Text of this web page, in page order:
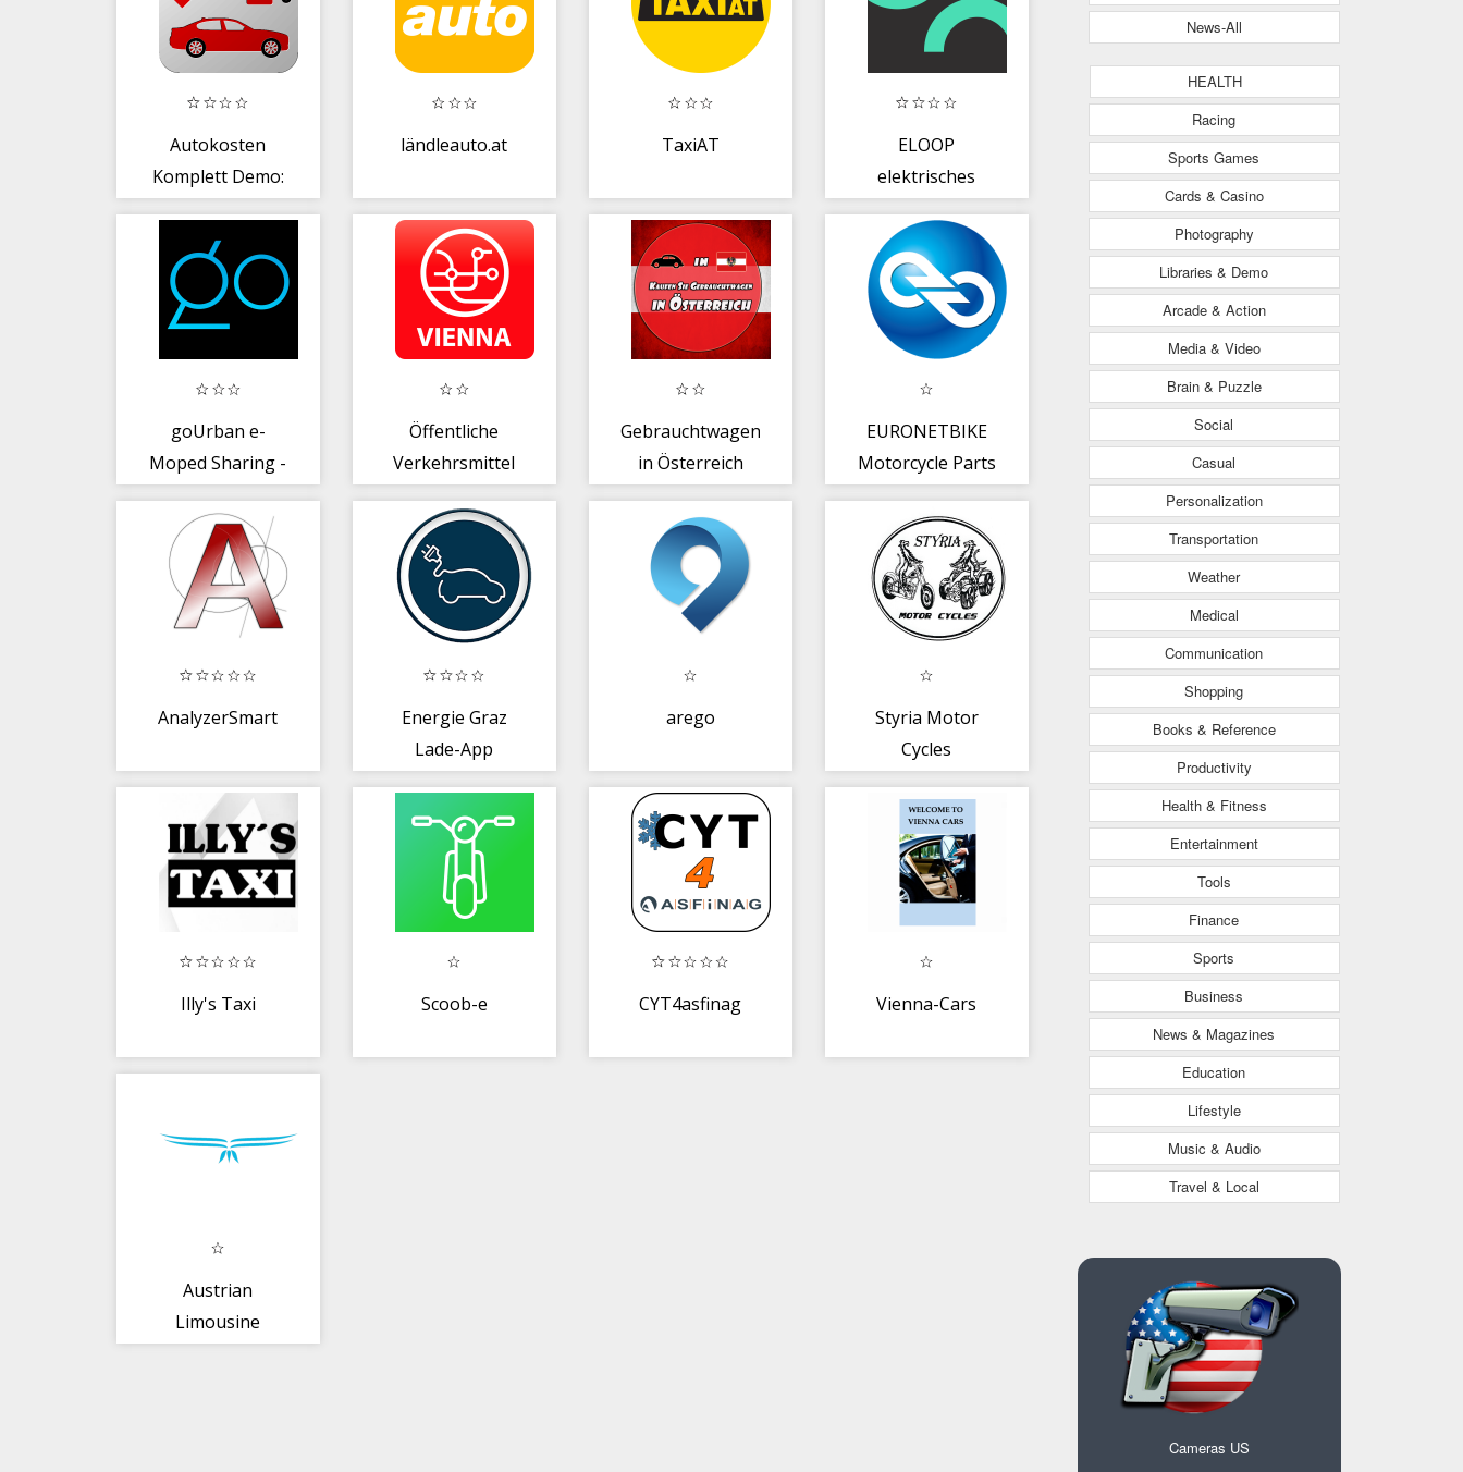
Autokosten
Komplett Demo:
Kosten
ländleauto.at TaxiAT
ELOOP
elektrisches
goUrban e-
Moped Sharing -
Scooter
Öffentliche
Verkehrsmittel
Gebrauchtwagen
in Österreich
EURONETBIKE
Motorcycle Parts
AnalyzerSmart
Energie Graz
Lade-App
arego
Styria Motor
Cycles
Illy's Taxi Scoob-e CYT4asfinag Vienna-Cars
Austrian
Limousine
News-All
HEALTH
Racing
Sports Games
Cards & Casino
Photography
Libraries & Demo
Arcade & Action
Media & Video
Brain & Puzzle
Social
Casual
Personalization
Transportation
Weather
Medical
Communication
Shopping
Books & Reference
Productivity
Health & Fitness
Entertainment
Tools
Finance
Sports
Business
News & Magazines
Education
Lifestyle
Music & Audio
Travel & Local
Cameras US